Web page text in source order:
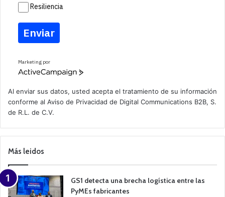
Resiliencia
Enviar
Marketing por
A
v
e
a
m
a
n
Al enviar sus datos, usted acepta el tratamiento de su información
conforme al Aviso de Privacidad de Digital Communications B2B, S.
de R.L. de C.V.
Más leidos
GS1 detecta una brecha logística entre las
PyMEs fabricantes